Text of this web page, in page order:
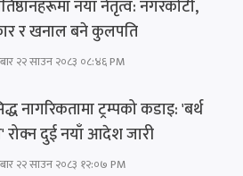
नयाँ नेतृत्व: नगरकोटी,
र खनाल बने कुलपति
२२ साउन २०८३ ०८:४६ PM
नागरिकतामा ट्रम्पको कडाइ: 'बर्थ
रोक्न दुई नयाँ आदेश जारी
२२ साउन २०८३ १२:०७ PM